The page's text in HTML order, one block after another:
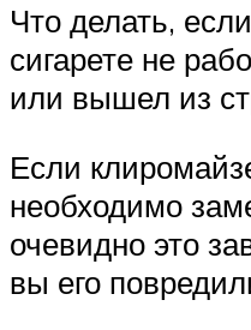
Что делать,
сигарете не
или вышел из
Если
необходимо
очевидно это
вы его